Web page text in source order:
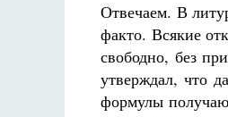
Отвечаем. В
факто. Всякие
свободно, без
утверждал, что
формулы